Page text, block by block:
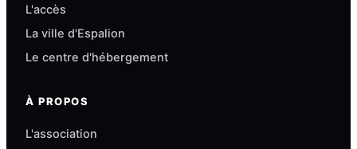
L'accès
La ville d'Espalion
Le centre d'hébergement
À PROPOS
L'association